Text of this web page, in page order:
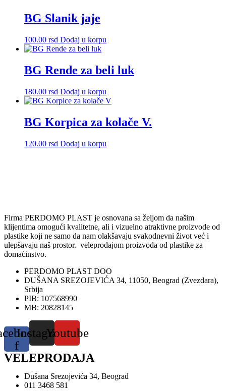
BG Slanik jaje
100.00 rsd Dodaj u korpu
BG Rende za beli luk
180.00 rsd Dodaj u korpu
BG Korpica za kolače V.
120.00 rsd Dodaj u korpu
Firma PERDOMO PLAST je osnovana sa željom da našim
klijentima omogući kvalitetne, ali i vizuelno atraktivne proizvode od
plastike koji ne samo da nam olakšavaju svakodnevni život već i
ulepšavaju naš prostor. veleprodajom proizvoda od plastike za
domaćinstvo.
PERDOMO PLAST DOO
DUŠANA SREZOJEVIĆA 34, 11050, Beograd (Zvezdara),
Srbija
PIB: 107568990
MB: 20828145
f
InstagramYoutube
VELEPRODAJA
Dušana Srezojevića 34, Beograd
011 3468 581